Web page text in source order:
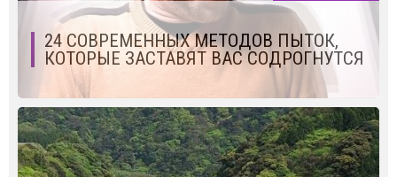
24 СОВРЕМЕННЫХ МЕТОДОВ ПЫТОК,
КОТОРЫЕ ЗАСТАВЯТ ВАС СОДРОГНУТСЯ